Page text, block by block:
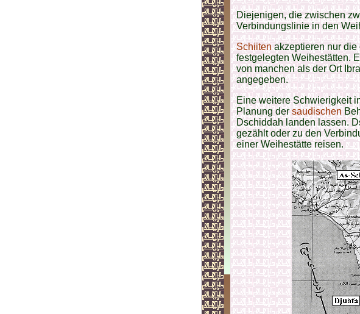
Diejenigen, die zwischen
Verbindungslinie in den
Schiitenakzeptieren nur die
festgelegten Weihestätten.
von manchen als der Ort
angegeben.
Eine weitere Schwierigkeit
Planung dersaudischen
Dschiddah landen lassen.
gezählt oder zu den
einer Weihestätte reisen.